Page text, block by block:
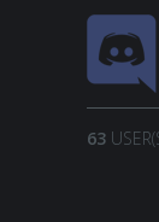
63